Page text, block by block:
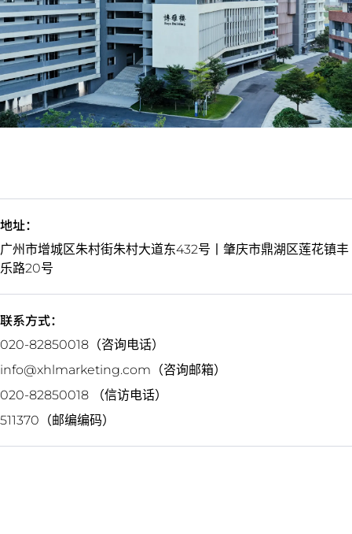
地址：
广州市增城区朱村街朱村大道东432号丨肇庆市鼎湖区莲花镇丰
乐路20号
联系方式：
020-82850018（咨询电话）
info@xhlmarketing.com（咨询邮箱）
020-82850018 （信访电话）
511370（邮编编码）